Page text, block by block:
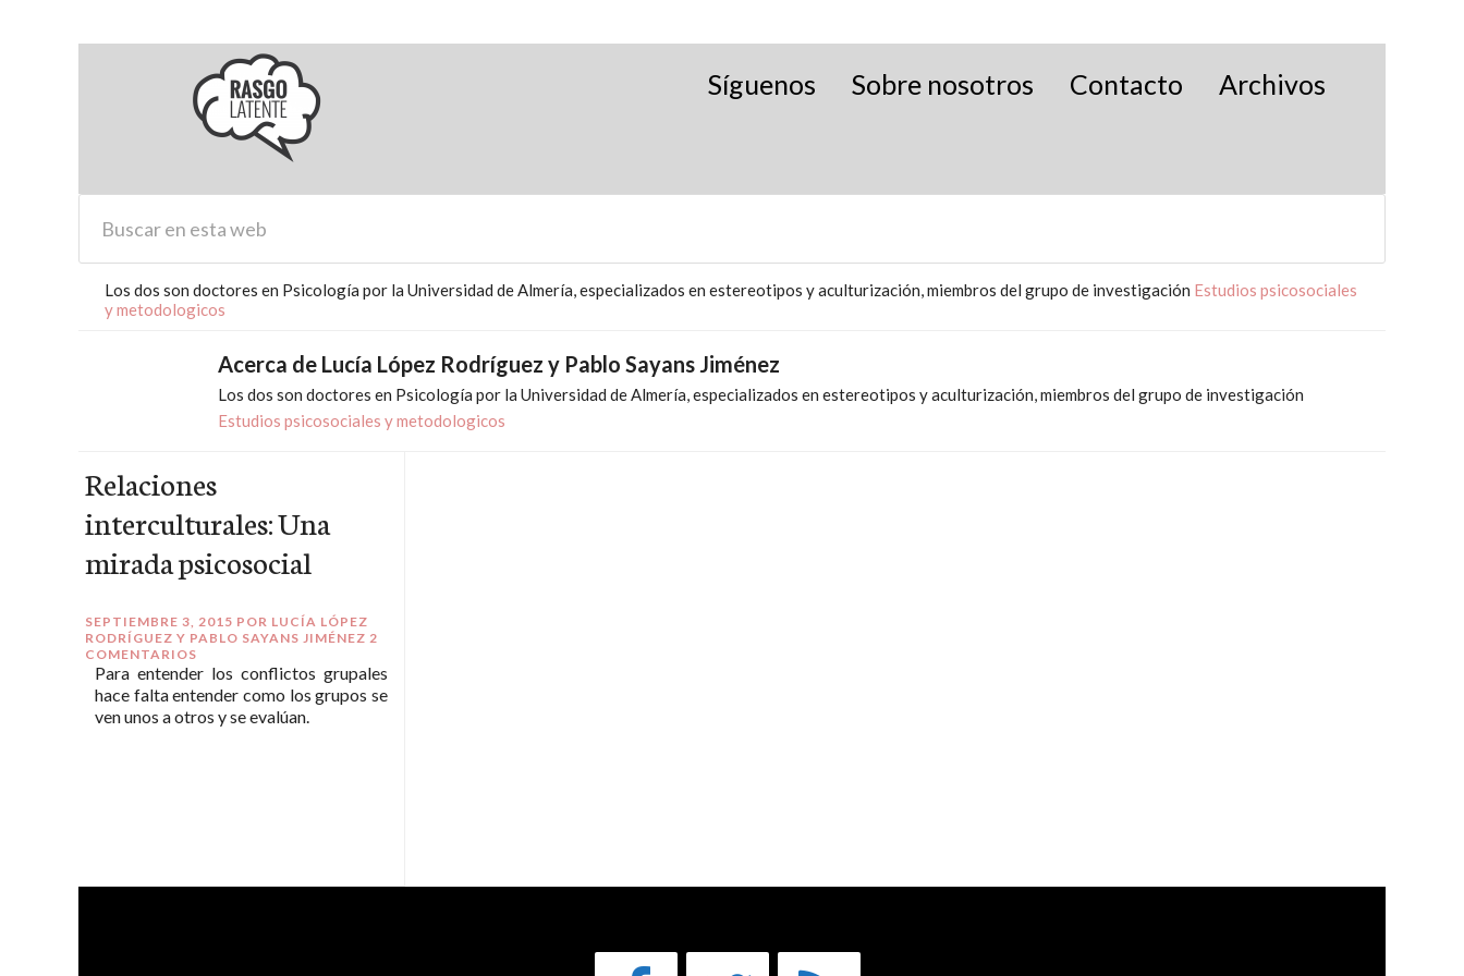
Síguenos Sobre nosotros Contacto Archivos
Los dos son doctores en Psicología por la Universidad de Almería, especializados en estereotipos y aculturización, miembros del grupo de investigación Estudios psicosociales
y metodologicos
Acerca de Lucía López Rodríguez y Pablo Sayans Jiménez
Los dos son doctores en Psicología por la Universidad de Almería, especializados en estereotipos y aculturización, miembros del grupo de investigación
Estudios psicosociales y metodologicos
Relaciones
interculturales: Una
mirada psicosocial
SEPTIEMBRE 3, 2015 POR LUCÍA LÓPEZ
RODRÍGUEZ Y PABLO SAYANS JIMÉNEZ 2
COMENTARIOS
Para entender los conflictos grupales
hace falta entender como los grupos se
ven unos a otros y se evalúan.